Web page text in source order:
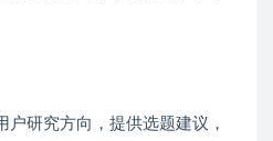
户研究方向，提供选题建议，